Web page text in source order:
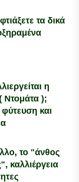
τα δικά
η
Ντομάτα );
και
το "άνθος
καλλιέργεια